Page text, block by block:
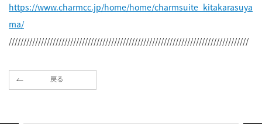
https://www.charmcc.jp/home/home/charmsuite_kitakarasuya
ma/
//////////////////////////////////////////////////////////////////////////////////
戻る